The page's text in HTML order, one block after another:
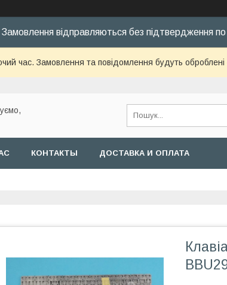
Замовлення відправляються без підтвердження
час. Замовлення та повідомлення будуть
КОНТАКТЫ ДОСТАВКА И ОПЛАТА